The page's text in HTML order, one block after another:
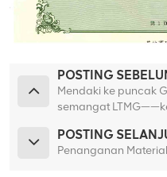
POSTING
Mendaki ke puncak
semangat
POSTING
Penanganan